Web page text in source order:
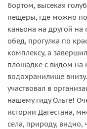
бортом, высекая
пещеры, где можно по
каньона на другой
обед, прогулка по
комплексу, а
площадке с видом на
водохранилище
участвовал в
нашему гиду Ольге!
истории Дагестана,
села, природу, видно,